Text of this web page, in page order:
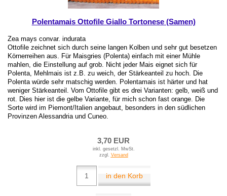
Polentamais Ottofile Giallo Tortonese (Samen)
Zea mays convar. indurata
Ottofile zeichnet sich durch seine langen Kolben und sehr gut besetzen
Körnerreihen aus. Für Maisgries (Polenta) einfach mit einer Mühle
mahlen, die Einstellung auf grob. Nicht jeder Mais eignet sich für
Polenta, Mehlmais ist z.B. zu weich, der Stärkeanteil zu hoch. Die
Polenta würde sehr matschig werden. Polentamais ist härter und hat
weniger Stärkeanteil. Vom Ottofile gibt es drei Varianten: gelb, weiß und
rot. Dies hier ist die gelbe Variante, für mich schon fast orange. Die
Sorte wird im Piemont/Italien angebaut, besonders in den südlichen
Provinzen Alessandria und Cuneo.
3,70 EUR
inkl. gesetzl. MwSt.
zzgl. Versand
in den Korb